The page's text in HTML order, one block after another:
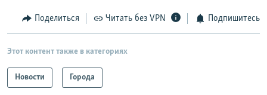
Поделиться Читать без VPN Подпишитесь
Этот контент также в категориях
Новости Города